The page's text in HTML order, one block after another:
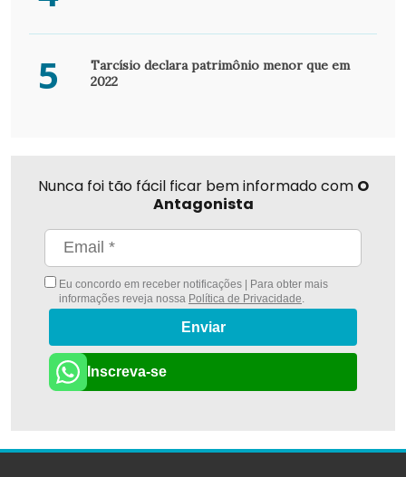
5
Tarcísio declara patrimônio menor que em
2022
Nunca foi tão fácil ficar bem informado com O
Antagonista
Eu concordo em receber notificações | Para obter mais
informações reveja nossa Política de Privacidade
Enviar
Inscreva-se